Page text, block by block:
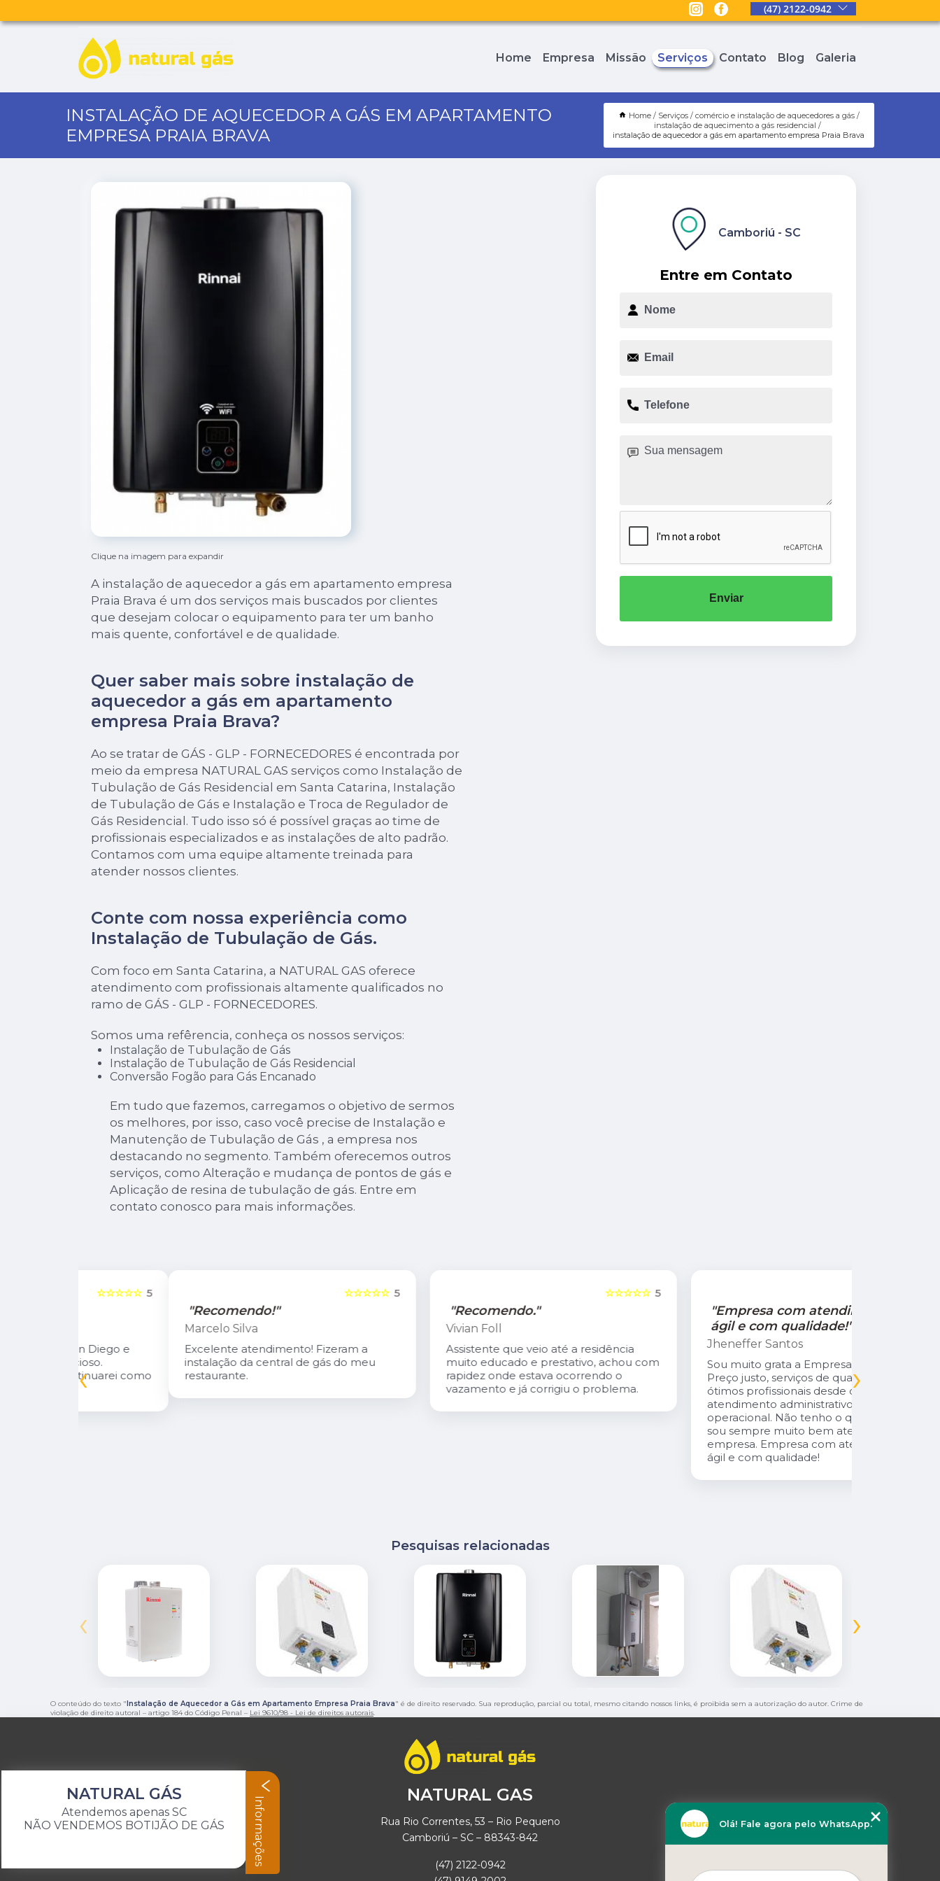
(47) 2122-0942
Home Empresa Missão Serviços Contato Blog Galeria
INSTALAÇÃO DE AQUECEDOR A GÁS EM APARTAMENTO
EMPRESA PRAIA BRAVA
Home Serviços
comércio e instalação de aquecedores a gás
instalação de aquecimento a gás residencial
instalação de aquecedor a gás em apartamento empresa Praia Brava
Clique na imagem para expandir
A instalação de aquecedor a gás em apartamento empresa
Praia Brava é um dos serviços mais buscados por clientes
que desejam colocar o equipamento para ter um banho
mais quente, confortável e de qualidade.
Quer saber mais sobre instalação de
aquecedor a gás em apartamento
empresa Praia Brava?
Ao se tratar de GÁS - GLP - FORNECEDORES é encontrada por
meio da empresa NATURAL GAS serviços como Instalação de
Tubulação de Gás Residencial em Santa Catarina, Instalação
de Tubulação de Gás e Instalação e Troca de Regulador de
Gás Residencial. Tudo isso só é possível graças ao time de
profissionais especializados e as instalações de alto padrão.
Contamos com uma equipe altamente treinada para
atender nossos clientes.
Conte com nossa experiência como
Instalação de Tubulação de Gás.
Com foco em Santa Catarina, a NATURAL GAS oferece
atendimento com profissionais altamente qualificados no
ramo de GÁS - GLP - FORNECEDORES.
Somos uma refêrencia, conheça os nossos serviços:
Instalação de Tubulação de Gás
Instalação de Tubulação de Gás Residencial
Conversão Fogão para Gás Encanado
Em tudo que fazemos, carregamos o objetivo de sermos
os melhores, por isso, caso você precise de Instalação e
Manutenção de Tubulação de Gás , a empresa nos
destacando no segmento. Também oferecemos outros
serviços, como Alteração e mudança de pontos de gás e
Aplicação de resina de tubulação de gás. Entre em
contato conosco para mais informações.
Entre em Contato
Camboriú - SC
Enviar
"Recomendo!"
Excelente atendimento! Fizeram a
instalação da central de gás do meu
restaurante.
"Recomendo."
Assistente que veio até a residência
muito educado e prestativo, achou com
rapidez onde estava ocorrendo o
vazamento e já corrigiu o problema.
"Empresa com atendimento
ágil e com qualidade!"
Jheneffer Santos
Sou muito grata a Empresa Natural Gás.
Preço justo, serviços de qualidade,
ótimos profissionais desde o
atendimento administrativo ao
operacional. Não tenho o que reclamar,
sou sempre muito bem atendida pela
empresa. Empresa com atendimento
ágil e com qualidade!
‹ ›
Pesquisas relacionadas
‹ ›
O conteúdo do texto " Instalação de Aquecedor a Gás em Apartamento Empresa Praia Brava" é de direito reservado. Sua reprodução, parcial ou total, mesmo citando nossos links, é proibida sem a autorização do autor. Crime de
violação de direito autoral – artigo 184 do Código Penal – Lei 9610/98 - Lei de direitos autorais.
NATURAL GAS
Rua Rio Correntes, 53 – Rio Pequeno
Camboriú – SC – 88343-842
(47) 2122-0942
Olá! Fale agora pelo WhatsApp.
NATURAL GÁS
Atendemos apenas SC
NÃO VENDEMOS BOTIJÃO DE GÁS
Informações